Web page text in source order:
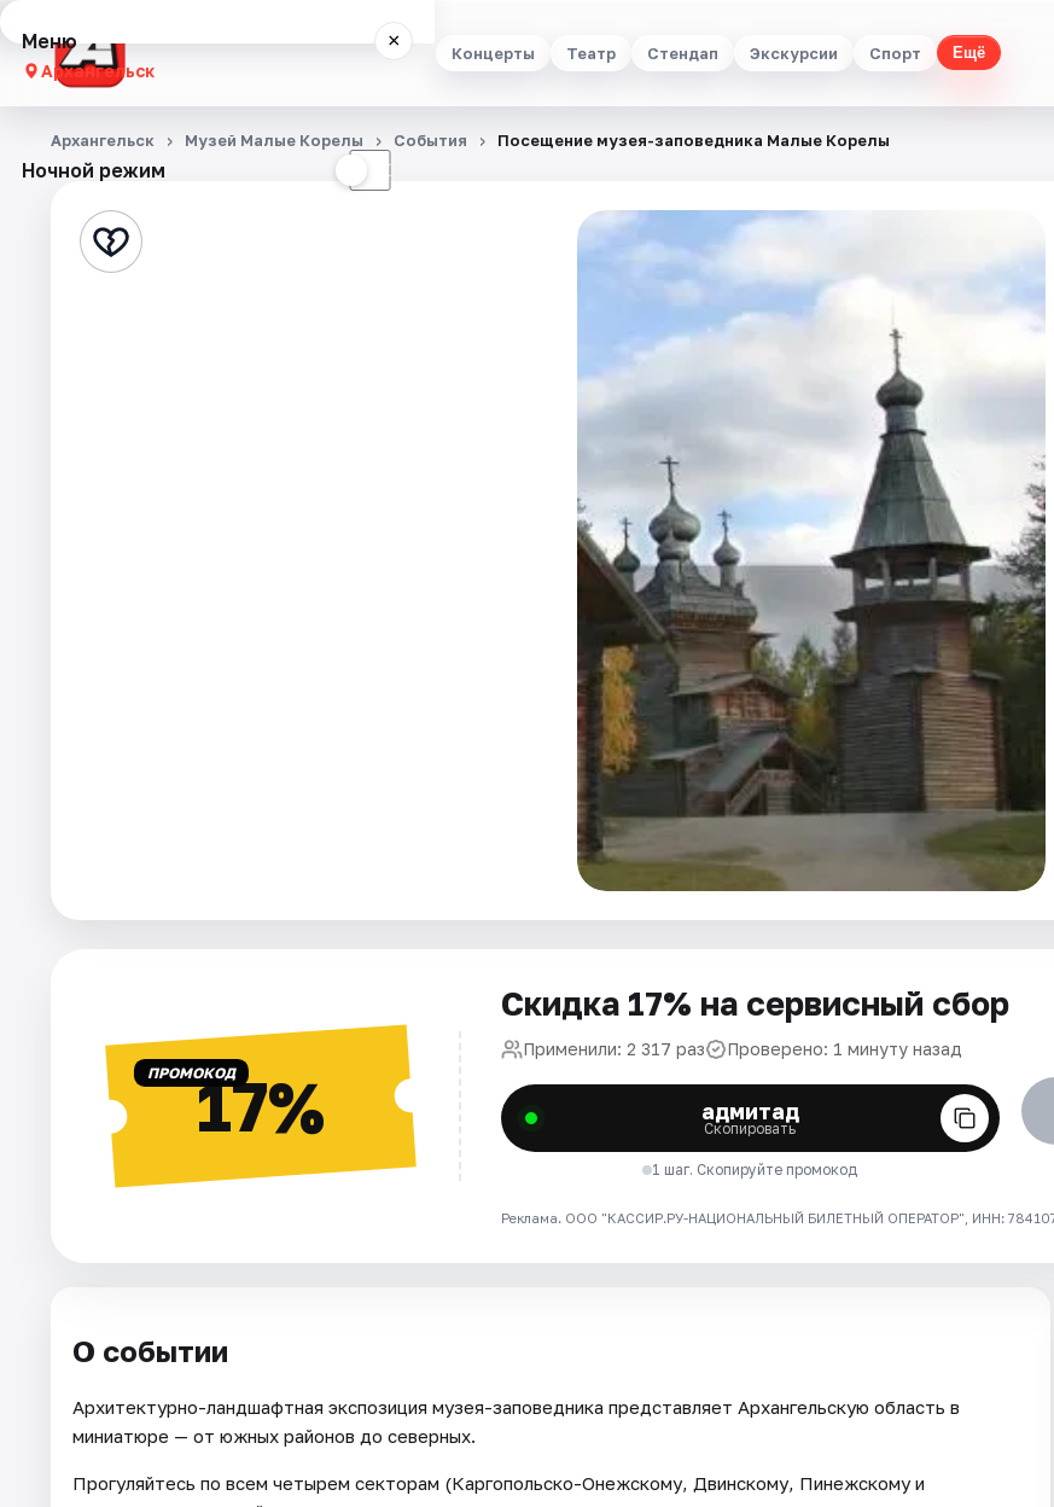
Концерты Театр Стендап Экскурсии Спорт Ещё
Меню ×
Архангельск
Концерты
Стендап
Ночной режим ☾
Архангельск Музей Малые Корелы События Посещение музея-заповедника Малые Корелы
ПРОМОКОД17%
Скидка 17% на сервисный сбор
Применили: 2 317 раз Проверено: 1 минуту назад
адмитад
Скопировать
1 шаг. Скопируйте промокод
Реклама. ООО "КАССИР.РУ-НАЦИОНАЛЬНЫЙ БИЛЕТНЫЙ ОПЕРАТОР", ИНН:
О событии
Архитектурно-ландшафтная экспозиция музея-заповедника представляет Архангельскую область в
миниатюре — от южных районов до северных.
Прогуляйтесь по всем четырем секторам (Каргопольско-Онежскому, Двинскому, Пинежскому и